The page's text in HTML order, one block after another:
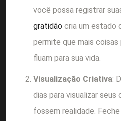
você possa registrar
gratidão cria um estado
permite que mais coisas
fluam para sua vida.
Visualização Criativa:
dias para visualizar
fossem realidade.